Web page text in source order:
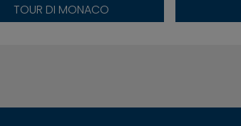
TOUR DI MONACO